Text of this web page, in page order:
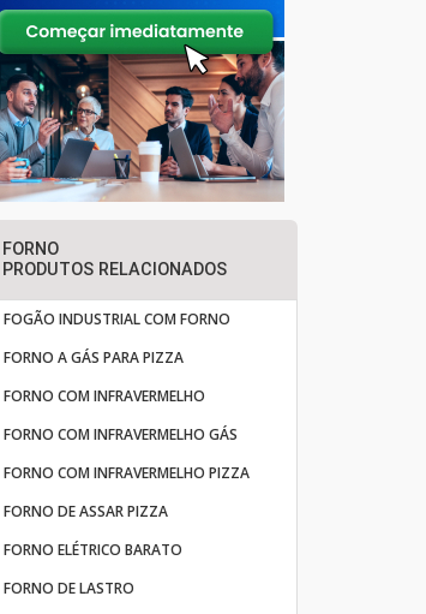
FORNO
PRODUTOS RELACIONADOS
FOGÃO INDUSTRIAL COM FORNO
FORNO A GÁS PARA PIZZA
FORNO COM INFRAVERMELHO
FORNO COM INFRAVERMELHO GÁS
FORNO COM INFRAVERMELHO PIZZA
FORNO DE ASSAR PIZZA
FORNO ELÉTRICO BARATO
FORNO DE LASTRO